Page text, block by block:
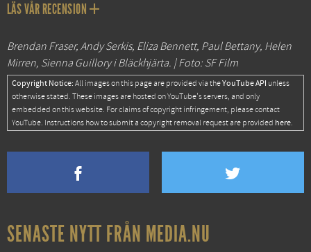
LÄS VÅR RECENSION
Brendan Fraser, Andy Serkis, Eliza Bennett, Paul Bettany, Helen
Mirren, Sienna Guillory i Bläckhjärta. | Foto: SF Film
Copyright Notice: All images on this page are provided via theYouTube API unless
otherwise stated. These images are hosted on YouTube's servers, and only
embedded on this website. For claims of copyright infringement, please contact
YouTube. Instructions how to submit a copyright removal request are provided here.
SENASTE NYTT FRÅN MEDIA.NU